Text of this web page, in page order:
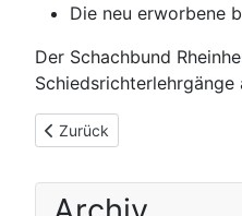
Die neu erworbene
Der Schachbund
Schiedsrichterlehrgänge
Vorheriger Beitrag:
Zurück